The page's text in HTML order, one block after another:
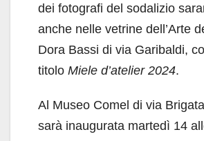
dei fotografi del sodalizio
anche nelle vetrine dell’Arte
Dora Bassi di via Garibaldi,
titolo Miele d’atelier 2024.
Al Museo Comel di via
sarà inaugurata martedì 14